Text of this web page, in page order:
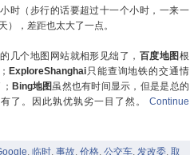
时（步行的话要超过十一个小时，一来一
），差距也太大了一点。
个地图网站就相形见绌了， 百度地图 根
ExploreShanghai只能查询地铁的交通情
Bing地图虽然也有时间显示，但是是总的
了。因此孰优孰劣一目了然。
Continue
, 临时, 事故, 价格, 公交车, 发改委, 取